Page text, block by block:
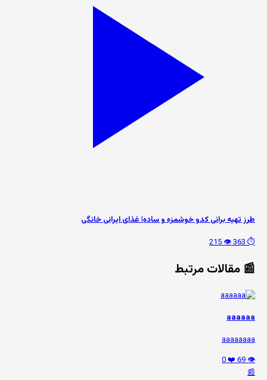
طرز تهیه برانی کدو خوشمزه و ساده| غذای ایرانی خانگی
⏱️ 363
👁️ 215
📰 مقالات مرتبط
aaaaaa
aaaaaaaa
👁️ 69
❤️ 0
📰